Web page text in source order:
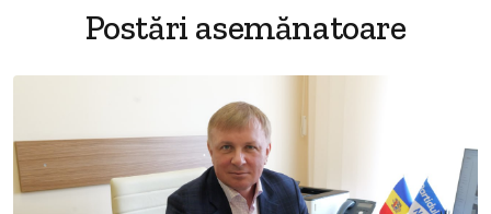
Postări asemănatoare